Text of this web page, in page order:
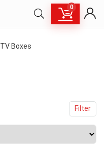
0
TV Boxes
Filter